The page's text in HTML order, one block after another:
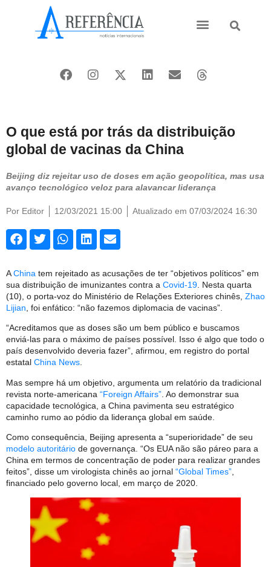
O que está por trás da distribuição
global de vacinas da China
Beijing diz rejeitar uso de doses em ação geopolítica, mas usa
avanço tecnológico veloz para alavancar liderança
Por Editor 12/03/2021 15:00 Atualizado em 07/03/2024 16:30
AChina tem rejeitado as acusações de ter “objetivos políticos” em
sua distribuição de imunizantes contra a Covid-19 . Nesta quarta
(10), o porta-voz do Ministério de Relações Exteriores chinês, Zhao
Lijian , foi enfático: “não fazemos diplomacia de vacinas”.
“Acreditamos que as doses são um bem público e buscamos
enviá-las para o máximo de países possível. Isso é algo que todo o
país desenvolvido deveria fazer”, afirmou, em registro do portal
estatal China News.
Mas sempre há um objetivo, argumenta um relatório da tradicional
revista norte-americana “Foreign Affairs” . Ao demonstrar sua
capacidade tecnológica, a China pavimenta seu estratégico
caminho rumo ao pódio da liderança global em saúde.
Como consequência, Beijing apresenta a “superioridade” de seu
modelo autoritário de governança. “Os EUA não são páreo para a
China em termos de concentração de poder para realizar grandes
feitos”, disse um virologista chinês ao jornal “Global Times”
financiado pelo governo local, em março de 2020.